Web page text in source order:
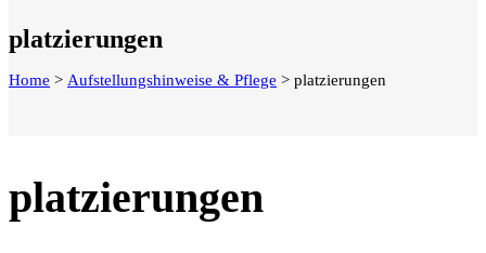
platzierungen
Home > Aufstellungshinweise & Pflege > platzierungen
platzierungen